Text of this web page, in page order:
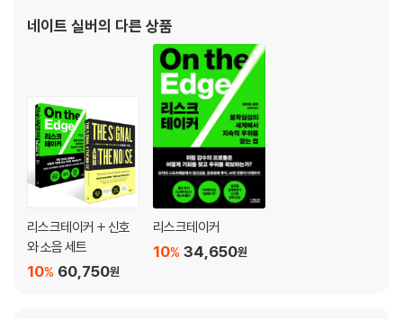
곡선: 그 선수는 언제까지 뛸 수 있을까｜‘계산기’와 ‘직감’의 싸움｜페코
타 대 스카우터: 스카우터 승｜보이지 않는 요소｜빨리 달리고 세게 던진
다고 이기는 건 아니다｜게임의 이름은 ‘정보’｜페드로이아의 미래가 어
두웠던 이유｜그리고 그는 어떻게 역경을 이겨냈나｜머니볼의 진정한 교
훈과 야구의 미래
Ⅱ. 움직이는 과녁을 맞혀라!
4. 기상│예측의 성공 스토리, 기상 예보의 진전
슈퍼컴퓨터는 정말 쓸모가 있을까｜기상 예보의 아주 간략한 역사｜매트
릭스, 새로운 기상 예측법의 탄생｜토네이도와 농구 선수의 공통점｜사
람의 눈은 아직 중요하다｜기상청의 성공과 민간업체의 도전｜더 나은 예
측은 어떻게 만들어지는가?｜경쟁이 예측을 더 엉망으로 만들 때｜오차
보정이 필요한 순간｜태풍의 눈과 카오스의 원뿔
서 수십만 달러를 긁어모으고는,
네이트 실버의 다른 상품
리스크테이커 + 신호
와 소음 세트
60,750원
10%
리스크테이커
34,650원
10%